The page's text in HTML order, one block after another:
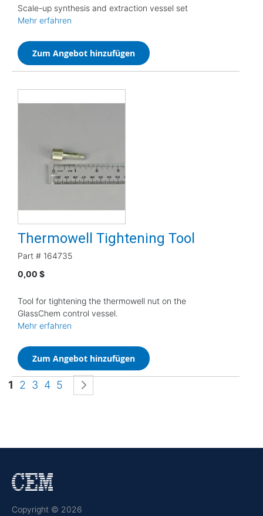
Scale-up synthesis and extraction vessel set
Mehr erfahren
Zum Angebot hinzufügen
Thermowell Tightening Tool
Part # 164735
0,00 $
Tool for tightening the thermowell nut on the
GlassChem control vessel.
Mehr erfahren
Zum Angebot hinzufügen
Seite
Sie lesen gerade die Seite
1 Seite
2 Seite
3 Seite
4 Seite
5
Copyright © 2026